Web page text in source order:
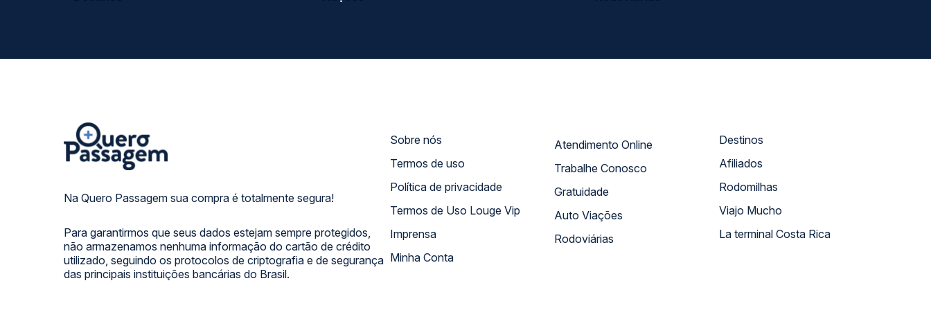
Na Quero Passagem sua compra é totalmente segura!
Para garantirmos que seus dados estejam sempre protegidos,
não armazenamos nenhuma informação do cartão de crédito
utilizado, seguindo os protocolos de criptografia e de segurança
das principais instituições bancárias do Brasil.
Sobre nós
Termos de uso
Política de privacidade
Termos de Uso Louge Vip
Imprensa
Minha Conta
Atendimento Online
Trabalhe Conosco
Gratuidade
Auto Viações
Rodoviárias
Destinos
Afiliados
Rodomilhas
Viajo Mucho
La terminal Costa Rica